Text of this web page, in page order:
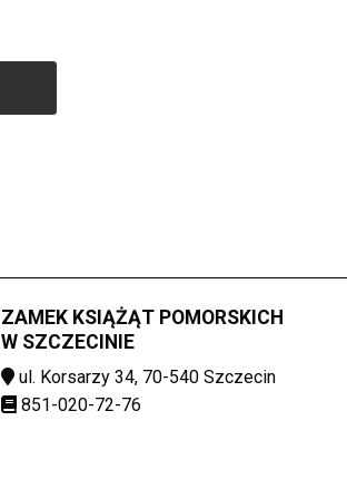
ZAMEK KSIĄŻĄT POMORSKICH
W SZCZECINIE
ul. Korsarzy 34, 70-540 Szczecin
851-020-72-76